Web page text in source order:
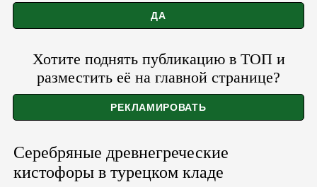
Хотите поднять публикацию в ТОП и
разместить её на главной странице?
Серебряные древнегреческие
кистофоры в турецком кладе